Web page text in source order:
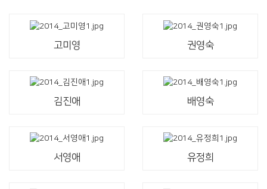
고미영 권영숙
김진애 배영숙
서영애 유정희